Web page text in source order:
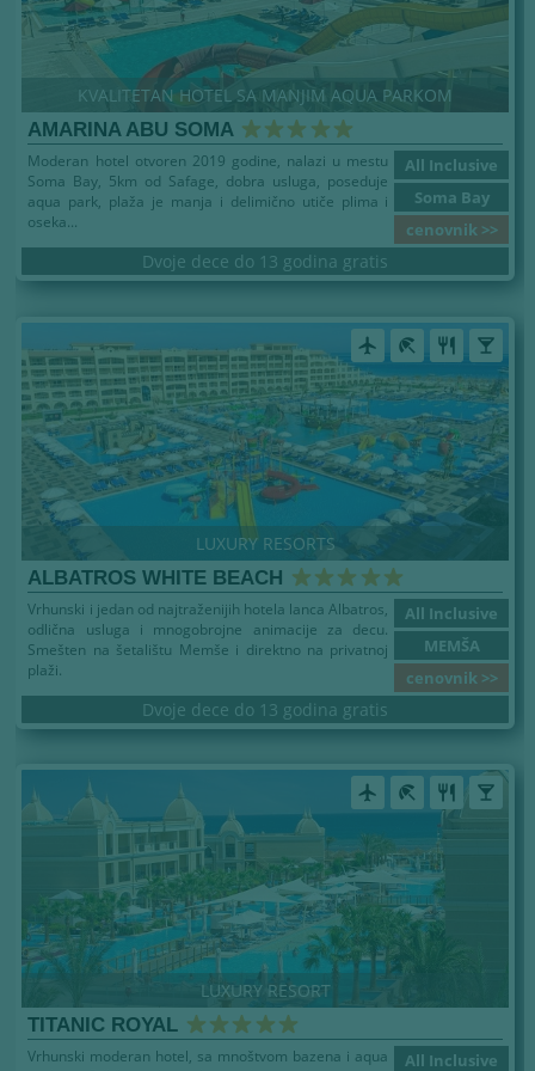
KVALITETAN HOTEL SA MANJIM AQUA PARKOM
AMARINA ABU SOMA
All Inclusive
Soma Bay
cenovnik >>
Moderan hotel otvoren 2019 godine, nalazi u mestu
Soma Bay, 5km od Safage, dobra usluga, poseduje
aqua park, plaža je manja i delimično utiče plima i
oseka...
Dvoje dece do 13 godina gratis
airplanemode_active beach_access restaurant local_bar
LUXURY RESORTS
ALBATROS WHITE BEACH
All Inclusive
MEMŠA
cenovnik >>
Vrhunski i jedan od najtraženijih hotela lanca Albatros,
odlična usluga i mnogobrojne animacije za decu.
Smešten na šetalištu Memše i direktno na privatnoj
plaži.
Dvoje dece do 13 godina gratis
airplanemode_active beach_access restaurant local_bar
LUXURY RESORT
TITANIC ROYAL
All Inclusive
Vrhunski moderan hotel, sa mnoštvom bazena i aqua